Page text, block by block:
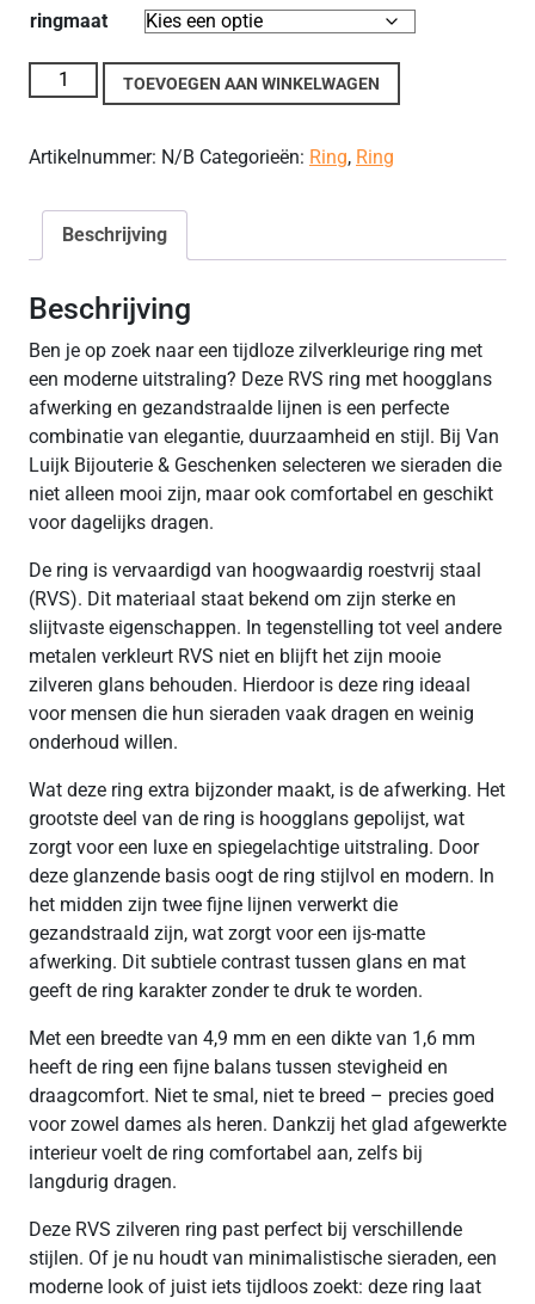
ringmaat
RVS Zilveren Ring Hoogglans met Gezandstraalde
aantal
TOEVOEGEN AAN WINKELWAGEN
Artikelnummer: N/B Categorieën: Ring, Ring
Beschrijving
Beschrijving
Ben je op zoek naar een tijdloze zilverkleurige ring met
een moderne uitstraling? Deze RVS ring met hoogglans
afwerking en gezandstraalde lijnen is een perfecte
combinatie van elegantie, duurzaamheid en stijl. Bij Van
Luijk Bijouterie & Geschenken selecteren we sieraden die
niet alleen mooi zijn, maar ook comfortabel en geschikt
voor dagelijks dragen.
De ring is vervaardigd van hoogwaardig roestvrij staal
(RVS). Dit materiaal staat bekend om zijn sterke en
slijtvaste eigenschappen. In tegenstelling tot veel andere
metalen verkleurt RVS niet en blijft het zijn mooie
zilveren glans behouden. Hierdoor is deze ring ideaal
voor mensen die hun sieraden vaak dragen en weinig
onderhoud willen.
Wat deze ring extra bijzonder maakt, is de afwerking. Het
grootste deel van de ring is hoogglans gepolijst, wat
zorgt voor een luxe en spiegelachtige uitstraling. Door
deze glanzende basis oogt de ring stijlvol en modern. In
het midden zijn twee fijne lijnen verwerkt die
gezandstraald zijn, wat zorgt voor een ijs-matte
afwerking. Dit subtiele contrast tussen glans en mat
geeft de ring karakter zonder te druk te worden.
Met een breedte van 4,9 mm en een dikte van 1,6 mm
heeft de ring een fijne balans tussen stevigheid en
draagcomfort. Niet te smal, niet te breed – precies goed
voor zowel dames als heren. Dankzij het glad afgewerkte
interieur voelt de ring comfortabel aan, zelfs bij
langdurig dragen.
Deze RVS zilveren ring past perfect bij verschillende
stijlen. Of je nu houdt van minimalistische sieraden, een
moderne look of juist iets tijdloos zoekt: deze ring laat